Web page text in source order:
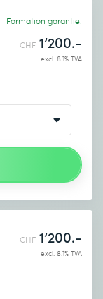
Formation garantie.
CHF 1’200.-
excl. 8.1% TVA
CHF 1’200.-
excl. 8.1% TVA